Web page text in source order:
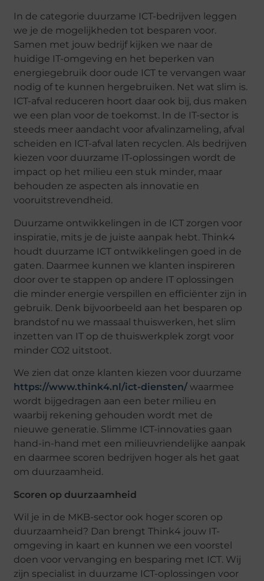
In de categorie duurzame ICT-bedrijven leggen
we je de mogelijkheden tot besparen voor.
Samen met jouw bedrijf kijken we naar de
huidige IT-omgeving en het beperken van
energiegebruik door oude ICT te vervangen waar
nodig of te kunnen hergebruiken. Net wat slim is.
ICT-afval reduceren hoort daar ook bij, dus maken
we een plan voor de toekomst. In de IT-sector is
steeds meer aandacht voor afvalinzameling, afval
scheiden en ICT-afval laten recyclen. Als bedrijven
kiezen voor duurzame IT-oplossingen wordt de
impact op het milieu een stuk minder, maar
behouden ze aspecten als innovatie en
vooruitstrevendheid.
Duurzame ontwikkelingen in de ICT zorgen voor
inspiratie, mits je de juiste aanpak hebt. Think4
houdt duurzame ICT ontwikkelingen goed in de
gaten. Daarmee kunnen we klanten inspireren
door over te stappen op andere IT oplossingen
die minder energie verspillen en efficiënter zijn in
gebruik. Denk bijvoorbeeld aan het besparen op
brandstof nu we massaal thuiswerken, het slim
inzetten van IT op de thuiswerkplek zorgt voor
minder CO2 uitstoot.
We zien dat onze klanten kiezen voor duurzame
https://www.think4.nl/ict-diensten/ waarmee
wordt bijgedragen aan een beter milieu en
waarbij rekening gehouden wordt met de
nieuwe generatie. Slimme ICT-innovaties gaan
hand-in-hand met een milieuvriendelijke aanpak
en daarmee scoren bedrijven hoger als het gaat
om duurzaamheid.
Scoren op duurzaamheid
Wil je in de MKB-sector ook hoger scoren op
duurzaamheid? Dan brengt Think4 jouw IT-
omgeving in kaart en kunnen we een voorstel
doen voor vervanging en besparing met ICT. Wij
zijn specialist in duurzame ICT-oplossingen voor